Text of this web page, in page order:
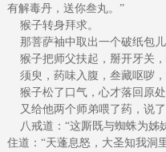
有解毒丹，送你叁丸。”
猴子转身拜求。
那菩萨袖中取出一个破纸包儿
猴子把师父扶起，掰开牙关，
须臾，药味入腹，叁藏呕哕，
猴子松了口气，心才落回原处
又给他两个师弟喂了药，说了
八戒道：“这厮既与蜘蛛为姊
住道：“天蓬息怒，大圣知我洞